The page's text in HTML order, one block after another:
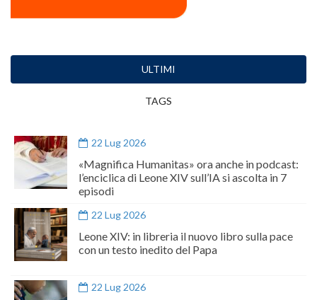
ULTIMI
TAGS
22 Lug 2026
«Magnifica Humanitas» ora anche in podcast:
l’enciclica di Leone XIV sull’IA si ascolta in 7
episodi
22 Lug 2026
Leone XIV: in libreria il nuovo libro sulla pace
con un testo inedito del Papa
22 Lug 2026